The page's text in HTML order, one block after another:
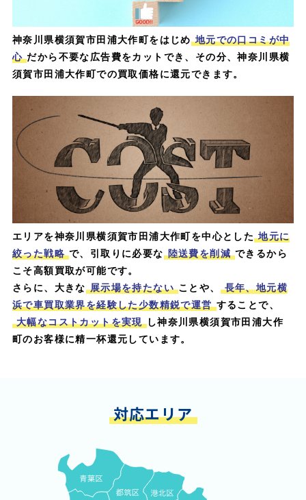
神奈川県横須賀市田浦大作町をはじめ 地元での口コミが中
心 だから不要な広告費をカットでき、その分、神奈川県横
須賀市田浦大作町での買取価格に還元できます。
エリアを神奈川県横須賀市田浦大作町を中心とした 地元に
絞った戦略 で、引取りに必要な 陸送費を削減 できるから
こそ高額買取が可能です。
さらに、大きな 展示場を持たない ことや、
長年、地元横
浜で車買取業界を経験した少数精鋭で運営 することで、
大幅なコストカットを実現 し神奈川県横須賀市田浦大作
町のお客様に精一杯還元しています。
対応エリア